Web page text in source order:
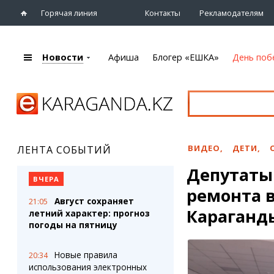
Горячая линия Контакты Рекламодателям
Караганды
eTV
Рассылка новостей
Персоны
Интервью
Афиша
Театры
Спорт
Выставки
Цирк и зоопарк
Лента блогера
Web-камеры
Новости Афиша Блогер «ЕШКА» День
ЛЕНТА СОБЫТИЙ
ВЧЕРА
21:05
Август сохраняет
летний характер: прогноз
погоды на пятницу
20:34
Новые правила
использования электронных
ВИДЕО, ДЕТИ,
ремонта